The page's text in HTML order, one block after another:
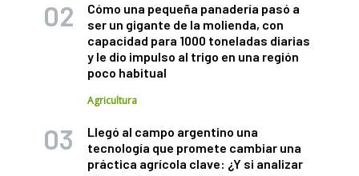
Cómo una pequeña panadería pasó a
ser un gigante de la molienda, con
capacidad para 1000 toneladas diarias
y le dio impulso al trigo en una región
poco habitual
Agricultura
Llegó al campo argentino una
tecnología que promete cambiar una
práctica agrícola clave: ¿Y si analizar